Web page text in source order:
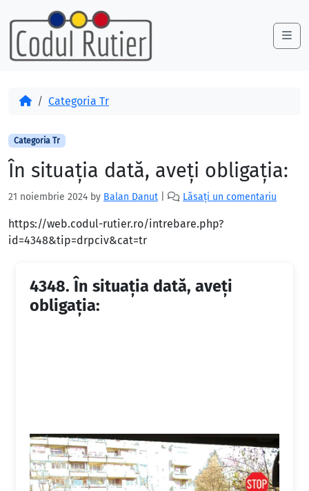
Skip to content
Skip to footer
AcasăCategoria Tr
Categoria Tr
În situația dată, aveți obligația:
21 noiembrie 2024 by Balan Danut Lăsați un comentariu
https://web.codul-rutier.ro/intrebare.php?
id=4348&tip=drpciv&cat=tr
4348. În situația dată, aveți
obligația: